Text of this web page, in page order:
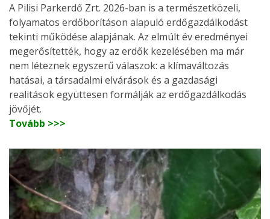
A Pilisi Parkerdő Zrt. 2026-ban is a természetközeli,
folyamatos erdőborításon alapuló erdőgazdálkodást
tekinti működése alapjának. Az elmúlt év eredményei
megerősítették, hogy az erdők kezelésében ma már
nem léteznek egyszerű válaszok: a klímaváltozás
hatásai, a társadalmi elvárások és a gazdasági
realitások együttesen formálják az erdőgazdálkodás
jövőjét.
Tovább >>>